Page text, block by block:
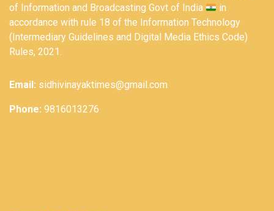
of Information and Broadcasting Govt of India
in
accordance with rule 18 of the Information Technology
(Intermediary Guidelines and Digital Media Ethics Code)
Rules, 2021.
Email: sidhivinayaktimes@gmail.com
Phone: 9816013276